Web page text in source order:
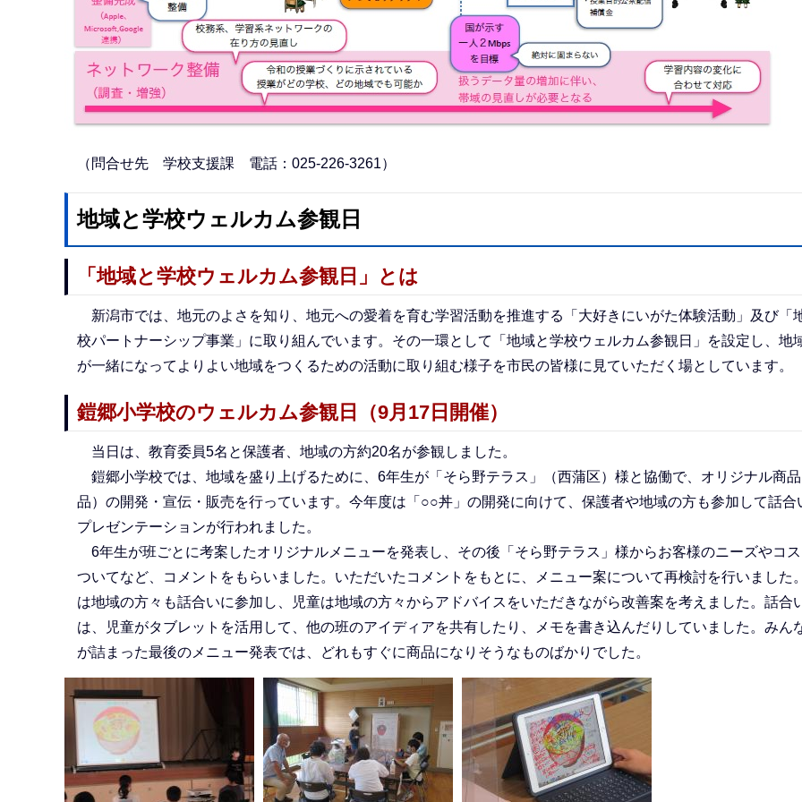
（問合せ先 学校支援課 電話：025‐226‐3261）
地域と学校ウェルカム参観日
「地域と学校ウェルカム参観日」とは
新潟市では、地元のよさを知り、地元への愛着を育む学習活動を推進する「大好きにいがた体験活動」及び「
校パートナーシップ事業」に取り組んでいます。その一環として「地域と学校ウェルカム参観日」を設定し、地
が一緒になってよりよい地域をつくるための活動に取り組む様子を市民の皆様に見ていただく場としています。
鎧郷小学校のウェルカム参観日（9月17日開催）
当日は、教育委員5名と保護者、地域の方約20名が参観しました。
鎧郷小学校では、地域を盛り上げるために、6年生が「そら野テラス」（西蒲区）様と協働で、オリジナル商
品）の開発・宣伝・販売を行っています。今年度は「○○丼」の開発に向けて、保護者や地域の方も参加して話合
プレゼンテーションが行われました。
6年生が班ごとに考案したオリジナルメニューを発表し、その後「そら野テラス」様からお客様のニーズやコ
ついてなど、コメントをもらいました。いただいたコメントをもとに、メニュー案について再検討を行いました
は地域の方々も話合いに参加し、児童は地域の方々からアドバイスをいただきながら改善案を考えました。話合
は、児童がタブレットを活用して、他の班のアイディアを共有したり、メモを書き込んだりしていました。みん
が詰まった最後のメニュー発表では、どれもすぐに商品になりそうなものばかりでした。